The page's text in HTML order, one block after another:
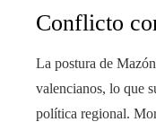
Conflicto
La postura de
valencianos, lo que
política regional.